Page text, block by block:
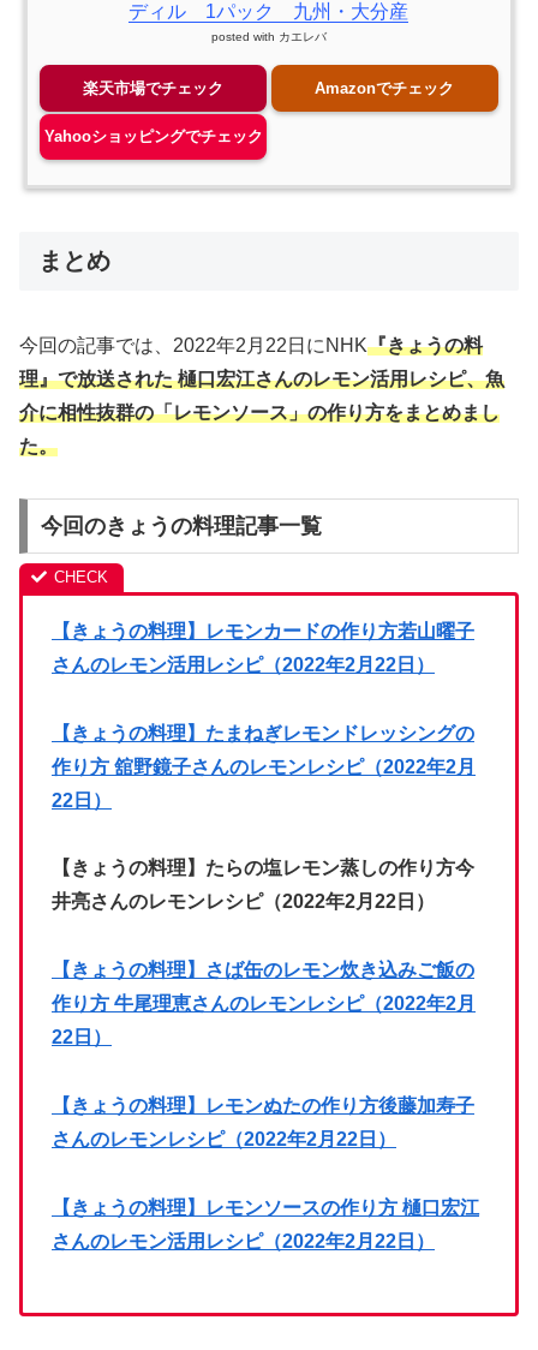
ディル 1パック 九州・大分産
posted with カエレバ
楽天市場でチェック Amazonでチェック
Yahooショッピングでチェック
まとめ
今回の記事では、2022年2月22日にNHK『きょうの料
理』で放送された 樋口宏江さんのレモン活用レシピ、魚
介に相性抜群の「レモンソース」の作り方をまとめまし
た。
今回のきょうの料理記事一覧
【きょうの料理】レモンカードの作り方若山曜子
さんのレモン活用レシピ（2022年2月22日）
【きょうの料理】たまねぎレモンドレッシングの
作り方 舘野鏡子さんのレモンレシピ（2022年2月
22日）
【きょうの料理】たらの塩レモン蒸しの作り方今
井亮さんのレモンレシピ（2022年2月22日）
【きょうの料理】さば缶のレモン炊き込みご飯の
作り方 牛尾理恵さんのレモンレシピ（2022年2月
22日）
【きょうの料理】レモンぬたの作り方後藤加寿子
さんのレモンレシピ（2022年2月22日）
【きょうの料理】レモンソースの作り方 樋口宏江
さんのレモン活用レシピ（2022年2月22日）